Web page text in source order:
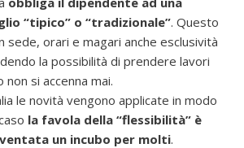
“tipico” o “tradizionale”. Questo
sede, orari e magari anche esclusività
la possibilità di prendere lavori
si accenna mai.
le novità vengono applicate in modo
la favola della “flessibilità” è
un incubo per molti.